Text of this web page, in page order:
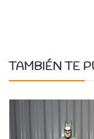
TAMBIÉN TE